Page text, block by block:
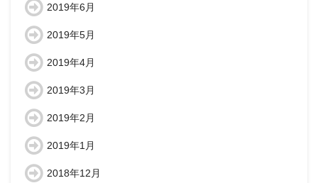
2019年6月
2019年5月
2019年4月
2019年3月
2019年2月
2019年1月
2018年12月